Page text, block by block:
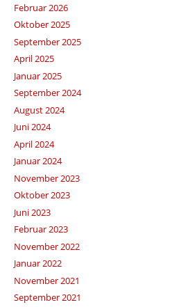
Februar 2026
Oktober 2025
September 2025
April 2025
Januar 2025
September 2024
August 2024
Juni 2024
April 2024
Januar 2024
November 2023
Oktober 2023
Juni 2023
Februar 2023
November 2022
Januar 2022
November 2021
September 2021